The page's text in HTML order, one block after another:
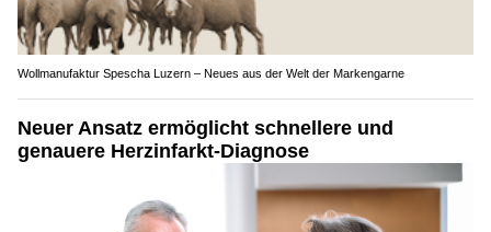
Wollmanufaktur Spescha Luzern – Neues aus der Welt der Markengarne
Neuer Ansatz ermöglicht schnellere und
genauere Herzinfarkt-Diagnose